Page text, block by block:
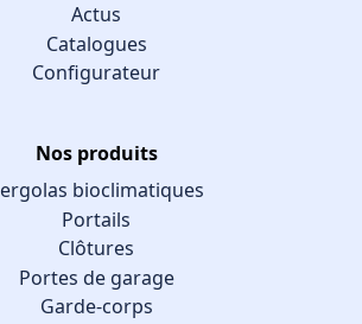
Actus
Catalogues
Configurateur
Nos produits
bioclimatiques
Portails
Clôtures
Portes de garage
Garde-corps